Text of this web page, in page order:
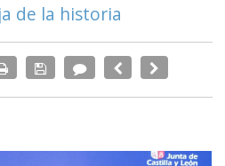
de la historia